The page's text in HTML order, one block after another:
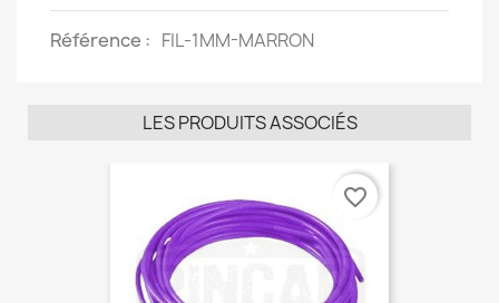
Référence FIL-1MM-MARRON
LES PRODUITS ASSOCIÉS
favorite_border